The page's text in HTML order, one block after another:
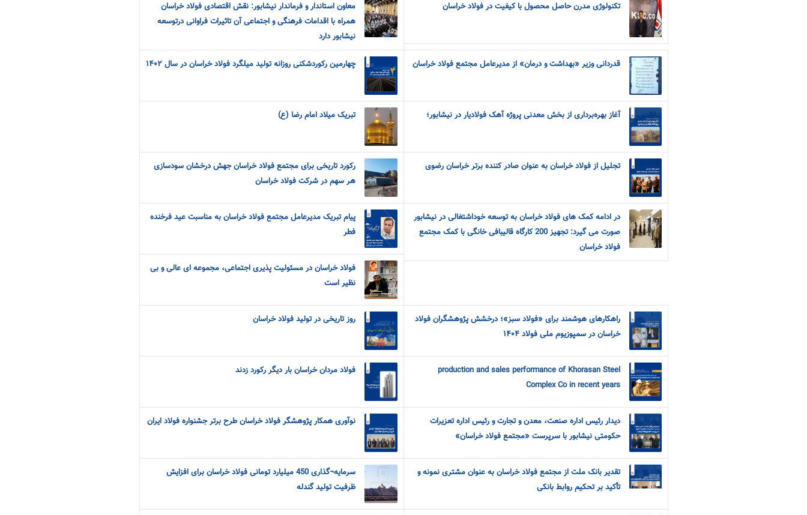
تکنولوژی مدرن حاصل محصول با کیفیت در فولاد خراسان
معاون استاندار و فرماندار نیشابور: نقش اقتصادی فولاد خراسان
همراه با اقدامات فرهنگی و اجتماعی آن تاثیرات فراوانی درتوسعه
نیشابور دارد
قدردانی وزیر «بهداشت و درمان» از مدیرعامل مجتمع فولاد خراسان چهارمین رکوردشکنی روزانه تولید میلگرد فولاد خراسان در سال ۱۴۰۲
آغاز بهره‌برداری از بخش معدنی پروژه آهک فولادیار در نیشابور؛ تبریک میلاد امام رضا (ع)
تجلیل از فولاد خراسان به عنوان صادر کننده برتر خراسان رضوی
رکورد تاریخی برای مجتمع فولاد خراسان جهش درخشان سودسازی
هر سهم در شرکت فولاد خراسان
در ادامه کمک های فولاد خراسان به توسعه خوداشتغالی در نیشابور
صورت می گیرد: تجهیز 200 کارگاه قالیبافی خانگی با کمک مجتمع
فولاد خراسان
پیام تبریک مدیرعامل مجتمع فولاد خراسان به مناسبت عید فرخنده
فطر
فولاد خراسان در مسئولیت پذیری اجتماعی، مجموعه ای عالی و بی
نظیر است
راهکارهای هوشمند برای «فولاد سبز»؛ درخشش پژوهشگران فولاد
خراسان در سمپوزیوم ملی فولاد ۱۴۰۴
روز تاریخی در تولید فولاد خراسان
production and sales performance of Khorasan Steel
Complex Co in recent years
فولاد مردان خراسان بار دیگر رکورد زدند
دیدار رئیس اداره صنعت، معدن و تجارت و رئیس اداره تعزیرات
حکومتی نیشابور با سرپرست «مجتمع فولاد خراسان»
نوآوری همکار پژوهشگر فولاد خراسان طرح برتر جشنواره فولاد ایران
تقدیر بانک ملت از مجتمع فولاد خراسان به عنوان مشتری نمونه و
تأکید بر تحکیم روابط بانکی
سرمایه¬گذاری 450 میلیارد تومانی فولاد خراسان برای افزایش
ظرفیت تولید گندله